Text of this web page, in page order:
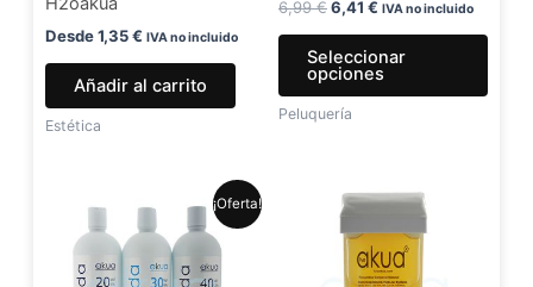
Desde1,35€ IVA no incluido
Añadir al carrito
Estética
6,99€6,41 € IVA no incluido
Seleccionar
opciones
en
Peluquería
¡Oferta!
original
era:
5,99 €.
precio
actual
4,99 €.
Este
producto